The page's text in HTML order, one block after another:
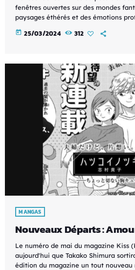
fenêtres ouvertes sur des mondes
paysages éthérés et des émotions
today 25/03/2024 312
MANGAS
Nouveaux Départs :
Le numéro de mai du magazine Kiss
aujourd'hui que Takako Shimura
édition du magazine un tout